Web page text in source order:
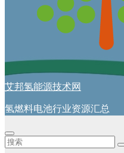
艾邦氢能源技术网
氢燃料电池行业资源汇总